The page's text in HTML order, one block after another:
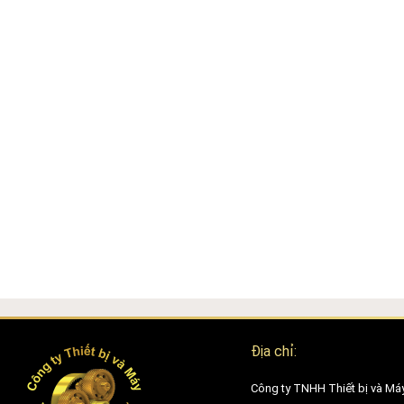
Ngoài ra, Laser CO2 Fraxis Fractional còn có thể kết hợp công
nhiệt sâu trong lớp hạ bì, hỗ trợ săn chắc da và tăng hiệu quả tái
Hiệu quả điều trị của máy Laser CO2 Fracxis Fractional
Địa chỉ:
Công ty TNHH Thiết bị và